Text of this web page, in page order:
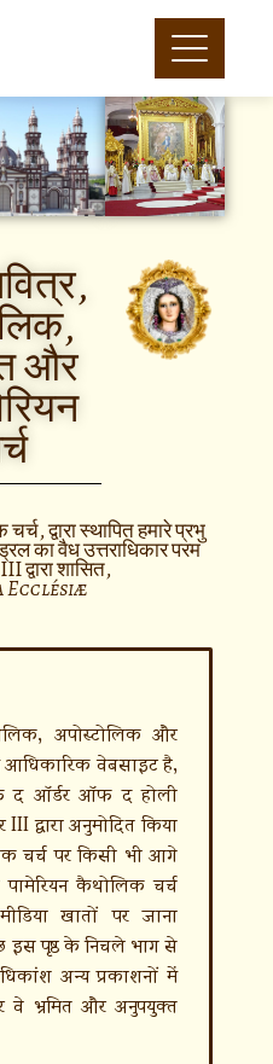
और
द्वारा स्थापित हमारे प्रभु
का वैध उत्तराधिकार परम
द्वारा शासित,
Ecclésiæ
अपोस्टोलिक और
आधिकारिक वेबसाइट है,
ऑर्डर ऑफ द होली
द्वारा अनुमोदित किया
चर्च पर किसी भी आगे
कैथोलिक चर्च
खातों पर जाना
पृष्ठ के निचले भाग से
अन्य प्रकाशनों में
भ्रमित और अनुपयुक्त